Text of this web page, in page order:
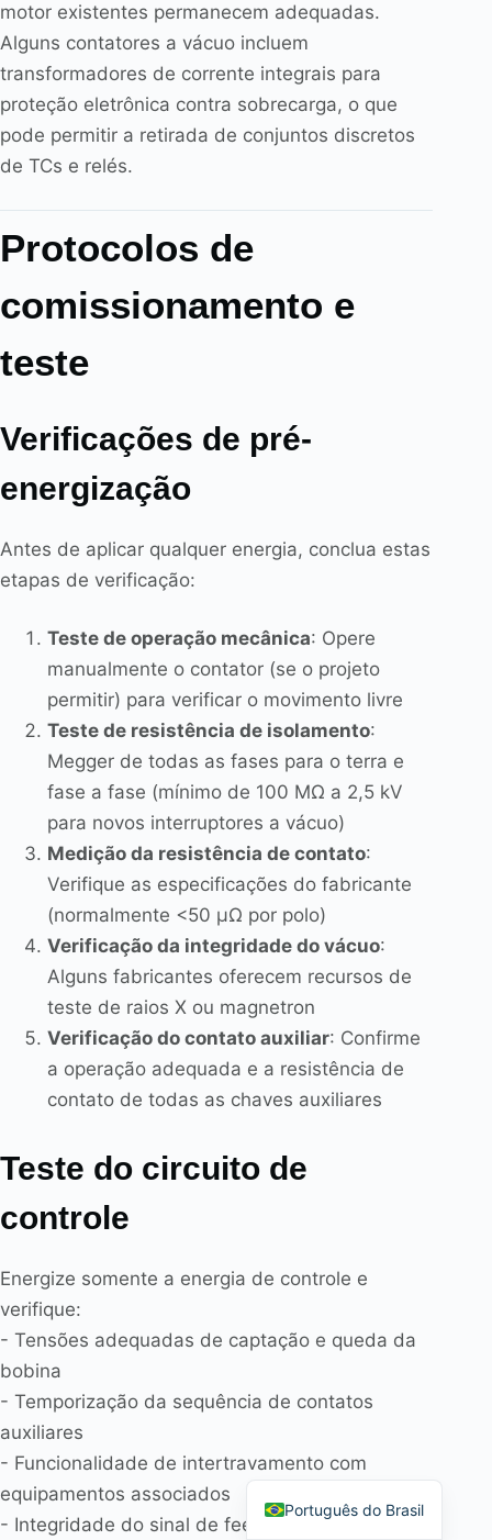
motor existentes permanecem adequadas.
Alguns contatores a vácuo incluem
transformadores de corrente integrais para
proteção eletrônica contra sobrecarga, o que
pode permitir a retirada de conjuntos discretos
de TCs e relés.
Protocolos de
comissionamento e
teste
Verificações de pré-
energização
Antes de aplicar qualquer energia, conclua estas
etapas de verificação:
Teste de operação mecânica: Opere
manualmente o contator (se o projeto
permitir) para verificar o movimento livre
Teste de resistência de isolamento:
Megger de todas as fases para o terra e
fase a fase (mínimo de 100 MΩ a 2,5 kV
para novos interruptores a vácuo)
Medição da resistência de contato:
Verifique as especificações do fabricante
(normalmente <50 μΩ por polo)
Verificação da integridade do vácuo:
Alguns fabricantes oferecem recursos de
teste de raios X ou magnetron
Verificação do contato auxiliar: Confirme
a operação adequada e a resistência de
contato de todas as chaves auxiliares
Teste do circuito de
controle
Energize somente a energia de controle e
verifique:
- Tensões adequadas de captação e queda da
bobina
- Temporização da sequência de contatos
auxiliares
- Funcionalidade de intertravamento com
equipamentos associados
- Integridade do sinal de feedback do PLC/DCS
Português do Brasil
English
Русский
Français
Español